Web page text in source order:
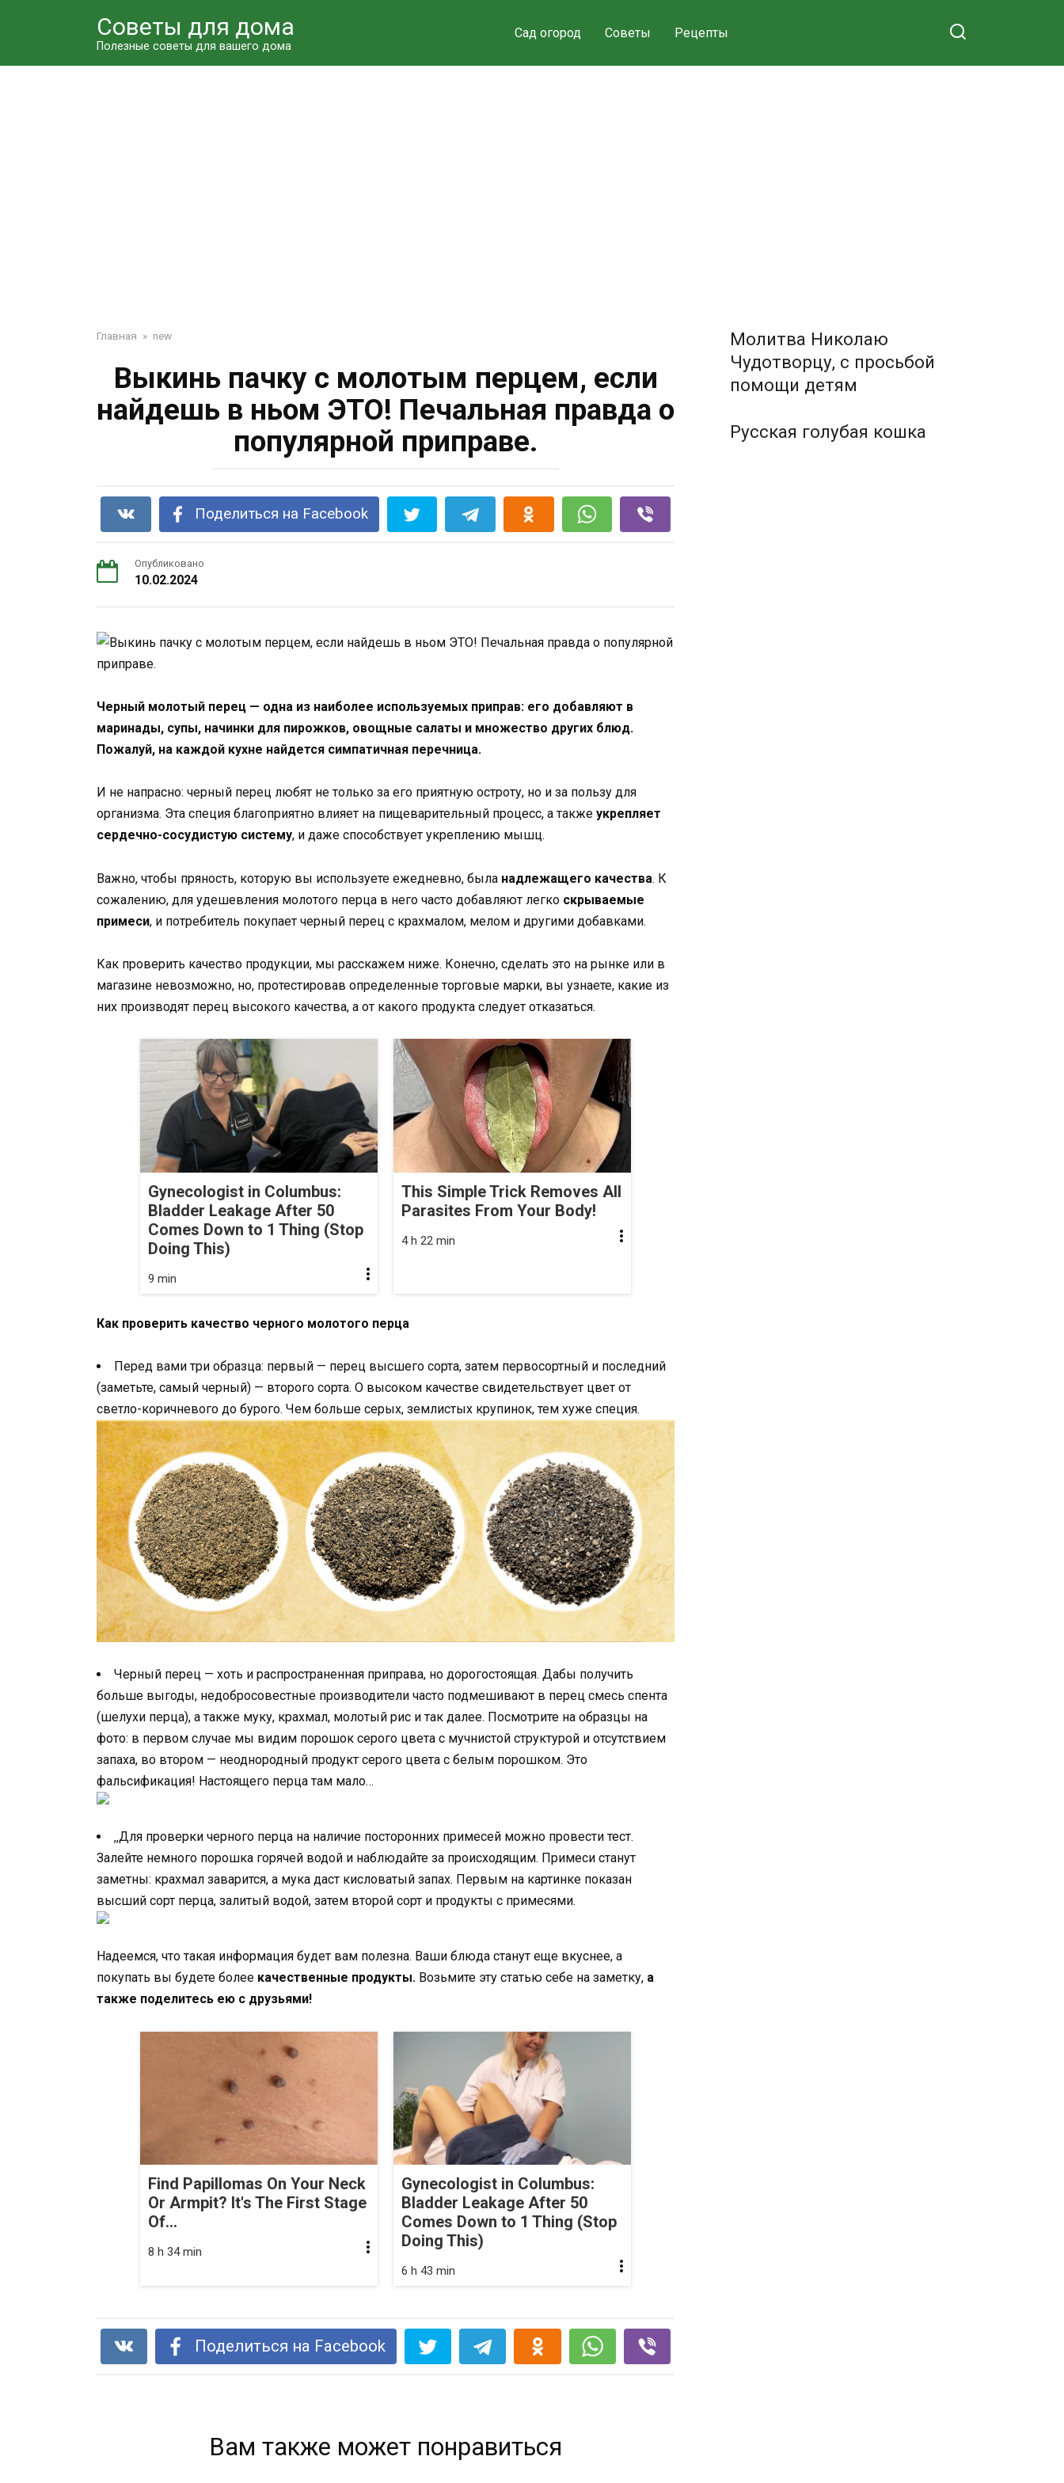
Советы для дома
Полезные советы для вашего дома
Сад огород Советы Рецепты
Главная » new
Выкинь пачку с молотым перцем, если
найдешь в ньом ЭТО! Печальная правда о
популярной приправе.
Поделиться на Facebook
Опубликовано
10.02.2024
Черный молотый перец — одна из наиболее используемых приправ: его добавляют в
маринады, супы, начинки для пирожков, овощные салаты и множество других блюд.
Пожалуй, на каждой кухне найдется симпатичная перечница.
И не напрасно: черный перец любят не только за его приятную остроту, но и за пользу для
организма. Эта специя благоприятно влияет на пищеварительный процесс, а также укрепляет
сердечно-сосудистую систему, и даже способствует укреплению мышц.
Важно, чтобы пряность, которую вы используете ежедневно, была надлежащего качества. К
сожалению, для удешевления молотого перца в него часто добавляют легко скрываемые
примеси, и потребитель покупает черный перец с крахмалом, мелом и другими добавками.
Как проверить качество продукции, мы расскажем ниже. Конечно, сделать это на рынке или в
магазине невозможно, но, протестировав определенные торговые марки, вы узнаете, какие из
них производят перец высокого качества, а от какого продукта следует отказаться.
Gynecologist in Columbus:
Bladder Leakage After 50
Comes Down to 1 Thing (Stop
Doing This)
9 min
This Simple Trick Removes All
Parasites From Your Body!
4 h 22 min
Как проверить качество черного молотого перца
Перед вами три образца: первый — перец высшего сорта, затем первосортный и последний
(заметьте, самый черный) — второго сорта. О высоком качестве свидетельствует цвет от
светло-коричневого до бурого. Чем больше серых, землистых крупинок, тем хуже специя.
Черный перец — хоть и распространенная приправа, но дорогостоящая. Дабы получить
больше выгоды, недобросовестные производители часто подмешивают в перец смесь спента
(шелухи перца), а также муку, крахмал, молотый рис и так далее. Посмотрите на образцы на
фото: в первом случае мы видим порошок серого цвета с мучнистой структурой и отсутствием
запаха, во втором — неоднородный продукт серого цвета с белым порошком. Это
фальсификация! Настоящего перца там мало…
‚‚Для проверки черного перца на наличие посторонних примесей можно провести тест.
Залейте немного порошка горячей водой и наблюдайте за происходящим. Примеси станут
заметны: крахмал заварится, а мука даст кисловатый запах. Первым на картинке показан
высший сорт перца, залитый водой, затем второй сорт и продукты с примесями.
Надеемся, что такая информация будет вам полезна. Ваши блюда станут еще вкуснее, а
покупать вы будете более качественные продукты. Возьмите эту статью себе на заметку, а
также поделитесь ею с друзьями!
Find Papillomas On Your Neck
Or Armpit? It's The First Stage
Of...
8 h 34 min
Gynecologist in Columbus:
Bladder Leakage After 50
Comes Down to 1 Thing (Stop
Doing This)
6 h 43 min
Поделиться на Facebook
Вам также может понравиться
Молитва Николаю
Чудотворцу, с просьбой
помощи детям
Русская голубая кошка